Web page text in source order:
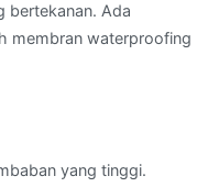
bertekanan. Ada
membran waterproofing
yang tinggi.